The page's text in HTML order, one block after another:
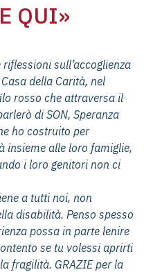
QUI»
sull’accoglienza
della Carità, nel
rosso che attraversa il
di SON, Speranza
ho costruito per
insieme alle loro famiglie,
i loro genitori non ci
a tutti noi, non
disabilità. Penso spesso
possa in parte lenire
se tu volessi aprirti
fragilità. GRAZIE per la